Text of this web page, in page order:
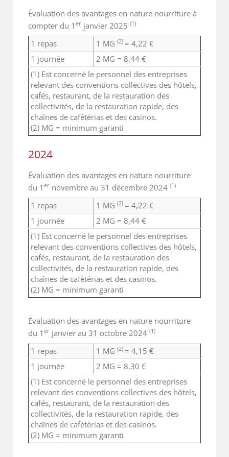
Évaluation des avantages en nature nourriture à
compter du 1 er janvier 2025 (1)
1 repas 1 MG (2) = 4,22 €
1 journée
2 MG = 8,44 €
(1) Est concerné le personnel des entreprises
relevant des conventions collectives des hôtels,
cafés, restaurant, de la restauration des
collectivités, de la restauration rapide, des
chaînes de cafétérias et des casinos.
(2) MG = minimum garanti
2024
Évaluation des avantages en nature nourriture
du 1 er novembre au 31 décembre 2024 (1)
1 repas 1 MG (2) = 4,22 €
1 journée
2 MG = 8,44 €
(1) Est concerné le personnel des entreprises
relevant des conventions collectives des hôtels,
cafés, restaurant, de la restauration des
collectivités, de la restauration rapide, des
chaînes de cafétérias et des casinos.
(2) MG = minimum garanti
Évaluation des avantages en nature nourriture
du 1 er janvier au 31 octobre 2024 (1)
1 repas 1 MG (2) = 4,15 €
1 journée
2 MG = 8,30 €
(1) Est concerné le personnel des entreprises
relevant des conventions collectives des hôtels,
cafés, restaurant, de la restauration des
collectivités, de la restauration rapide, des
chaînes de cafétérias et des casinos.
(2) MG = minimum garanti